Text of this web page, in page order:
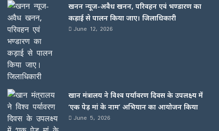
खनन न्यूज-अवैध खनन, परिवहन एवं भण्डारण का
कड़ाई से पालन किया जाए। जिलाधिकारी
June 12, 2026
खान मंत्रालय ने विश्व पर्यावरण दिवस के उपलक्ष्य में
‘एक पेड़ मां के नाम’ अभियान का आयोजन किया
June 5, 2026